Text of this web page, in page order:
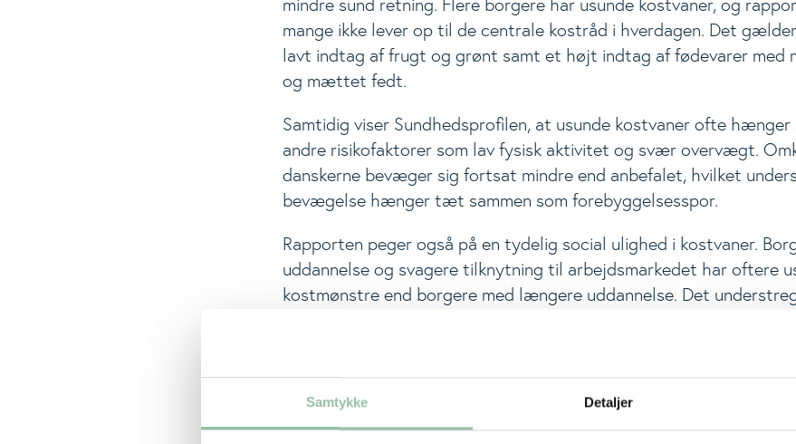
Samtykke Detaljer
mindre sund retning. Flere borgere har usunde kostvaner, og
mange ikke lever op til de centrale kostråd i hverdagen. Det
lavt indtag af frugt og grønt samt et højt indtag af fødevarer med
og mættet fedt.
Samtidig viser Sundhedsprofilen, at usunde kostvaner ofte hænger
andre risikofaktorer som lav fysisk aktivitet og svær overvægt.
danskerne bevæger sig fortsat mindre end anbefalet, hvilket
bevægelse hænger tæt sammen som forebyggelsesspor.
Rapporten peger også på en tydelig social ulighed i kostvaner.
uddannelse og svagere tilknytning til arbejdsmarkedet har oftere
kostmønstre end borgere med længere uddannelse. Det
Der er også positive sundhedstendenser
Selv om hovedudfordringen i denne omgang handler om kost og